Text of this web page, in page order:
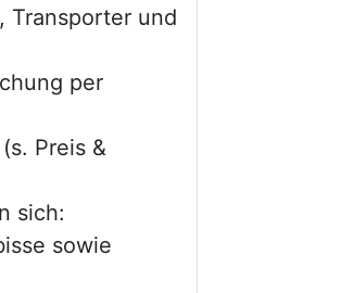
Transporter und
per
Preis &
sich:
sowie